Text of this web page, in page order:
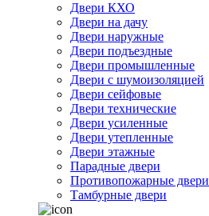
Двери КХО
Двери на дачу
Двери наружные
Двери подъездные
Двери промышленные
Двери с шумоизоляцией
Двери сейфовые
Двери технические
Двери усиленные
Двери утепленные
Двери этажные
Парадные двери
Противопожарные двери
Тамбурные двери